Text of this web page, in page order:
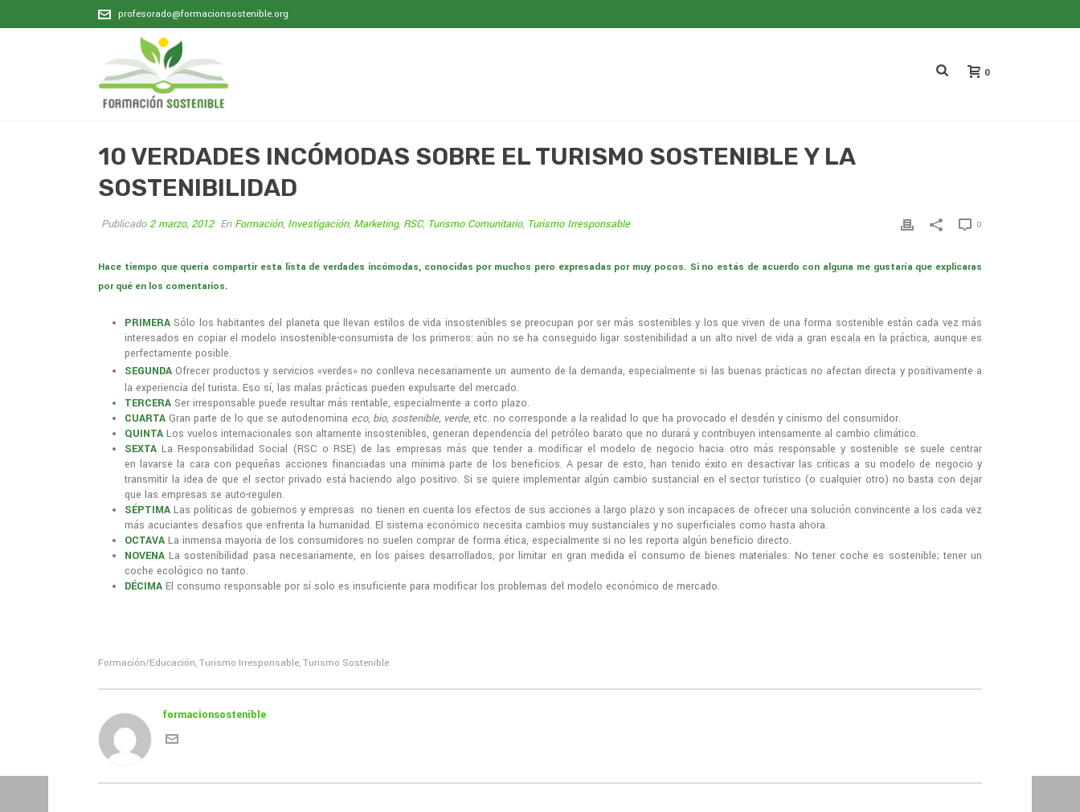
profesorado@formacionsostenible.org
0
10 VERDADES INCÓMODAS SOBRE EL TURISMO SOSTENIBLE Y LA
SOSTENIBILIDAD
Publicado2 marzo, 2012 En Formación, Investigación, Marketing, RSC, Turismo Comunitario, Turismo Irresponsable 0
Hace tiempo que quería compartir esta lista de verdades incómodas, conocidas por muchos pero expresadas por muy pocos. Si no estás de acuerdo con alguna me gustaría que explicaras
por qué en los comentarios.
PRIMERASólo los habitantes del planeta que llevan estilos de vida insostenibles se preocupan por ser más sostenibles y los que viven de una forma sostenible están cada vez más
interesados en copiar el modelo insostenible-consumista de los primeros: aún no se ha conseguido ligar sostenibilidad a un alto nivel de vida a gran escala en la práctica, aunque es
perfectamente posible.
SEGUNDAOfrecer productos y servicios «verdes» no conllevanecesariamenteun aumento de la demanda, especialmente si las buenas prácticas no afectan directa y positivamente a
la experiencia del turista. Eso sí, las malas prácticas pueden expulsarte del mercado.
TERCERASer irresponsable puede resultar más rentable, especialmente a corto plazo.
CUARTAGran parte de lo que se autodenomina eco, bio, sostenible, verde,etc. no corresponde a la realidad lo que ha provocado el desdén y cinismo del consumidor.
QUINTALos vuelos internacionales son altamente insostenibles, generan dependencia del petróleo barato que no durará y contribuyen intensamente al cambio climático.
SEXTALa Responsabilidad Social (RSC o RSE) de las empresas más que tender a modificar el modelo de negocio hacia otro más responsable y sostenible se suele centrar
en lavarse la cara con pequeñas acciones financiadas una mínima parte de los beneficios. A pesar de esto, han tenido éxito en desactivar las críticas a su modelo de negocio y
transmitir la idea de que el sector privado está haciendo algo positivo. Si se quiere implementar algún cambio sustancial en el sector turístico (o cualquier otro) no basta con dejar
que las empresas se auto-regulen.
SÉPTIMALas políticas de gobiernos y empresas no tienen en cuenta los efectos de sus acciones a largo plazo y son incapaces de ofrecer una solución convincente a los cada vez
más acuciantes desafíos que enfrenta la humanidad. El sistema económico necesita cambios muy sustanciales y no superficiales como hasta ahora.
OCTAVALa inmensa mayoría de los consumidores no suelen comprar de forma ética, especialmente si no les reporta algún beneficio directo.
NOVENALa sostenibilidad pasa necesariamente, en los países desarrollados, por limitar en gran medida el consumo de bienes materiales. No tener coche es sostenible; tener un
coche ecológico no tanto.
DÉCIMAEl consumo responsable por sí solo es insuficiente para modificar los problemas del modelo económico de mercado.
Formación/Educación, Turismo Irresponsable, Turismo Sostenible
formacionsostenible